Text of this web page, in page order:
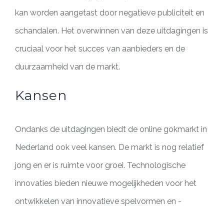
kan worden aangetast door negatieve publiciteit en
schandalen. Het overwinnen van deze uitdagingen is
cruciaal voor het succes van aanbieders en de
duurzaamheid van de markt.
Kansen
Ondanks de uitdagingen biedt de online gokmarkt in
Nederland ook veel kansen. De markt is nog relatief
jong en er is ruimte voor groei. Technologische
innovaties bieden nieuwe mogelijkheden voor het
ontwikkelen van innovatieve spelvormen en -